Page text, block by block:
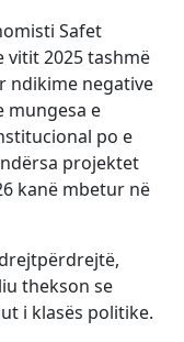
Safet
vitit 2025 tashmë
ndikime negative
mungesa e
po e
projektet
kanë mbetur në
thekson se
i klasës politike.